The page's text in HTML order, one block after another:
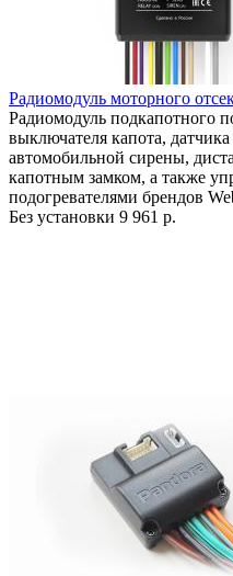
Радиомодуль моторного
Радиомодуль подкапотного
выключателя капота,
автомобильной сирены,
капотным замком, а также
подогревателями брендов
Без установки 9 961 р.